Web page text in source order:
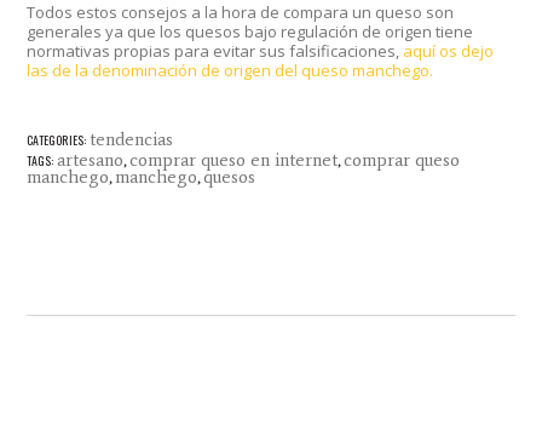
Todos estos consejos a la hora de compara un queso son
generales ya que los quesos bajo regulación de origen tiene
normativas propias para evitar sus falsificaciones, aquí os dejo
las de la denominación de origen del queso manchego.
CATEGORIES: tendencias
TAGS: artesano,comprar queso en internet,comprar queso
manchego, manchego,quesos